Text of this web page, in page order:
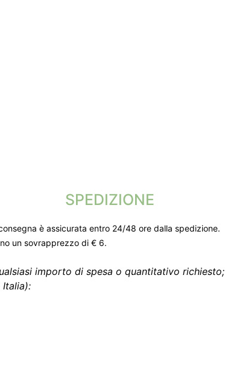
SPEDIZIONE
è assicurata entro 24/48 ore dalla spedizione.
un sovrapprezzo di € 6.
importo di spesa o quantitativo richiesto;